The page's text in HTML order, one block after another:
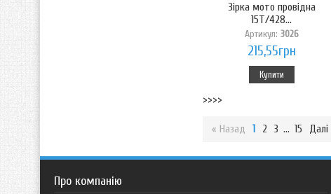
Зірка мото провідна
15T/428...
Артикул: 3026
215,55грн
Купити
>>>>
« Назад 1 2 3 ... 15 Далі
Про компанію